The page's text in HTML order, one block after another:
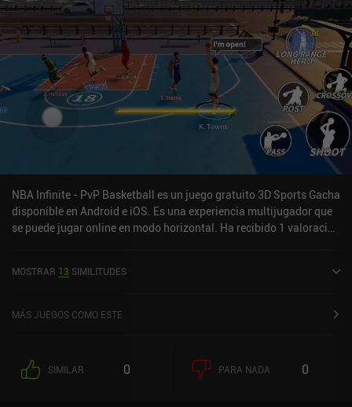
NBA Infinite - PvP Basketball es un juego gratuito 3D Sports Gacha
disponible en Android e iOS. Es una experiencia multijugador que
se puede jugar online en modo horizontal. Ha recibido 1 valoración
actual de 3,8 sobre 5,0 en Google Play y de 4,5 sobre 5,0 en la App
MOSTRAR 13 SIMILITUDES
MÁS JUEGOS COMO ESTE
SIMILAR 0 PARA NADA 0